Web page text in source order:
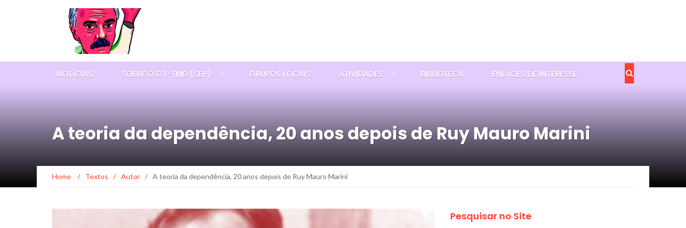
NOTÍCIAS SOBRE O GT-TMD (SEP) GRUPOS LOCAIS ATIVIDADES BIBLIOTECA ENLACES DE INTERESSE
A teoria da dependência, 20 anos depois de Ruy Mauro Marini
Home / Textos / Autor / A teoria da dependência, 20 anos depois de Ruy Mauro Marini
Pesquisar no Site